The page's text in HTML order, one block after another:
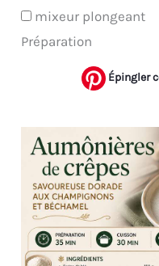
mixeur plongeant
Préparation
Épingler